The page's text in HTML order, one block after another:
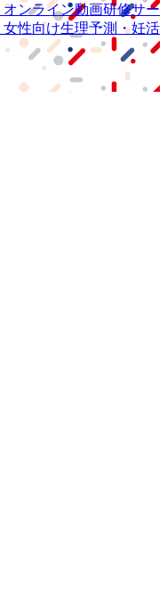
オンライン動画研修サー
女性向け生理予測・妊活